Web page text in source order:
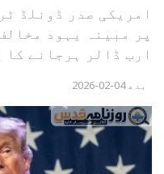
امریکی صدر ڈونلڈ
پر مبینہ یہود
ارب ڈالر ہرجانے کا
بدھ 04-02-2026